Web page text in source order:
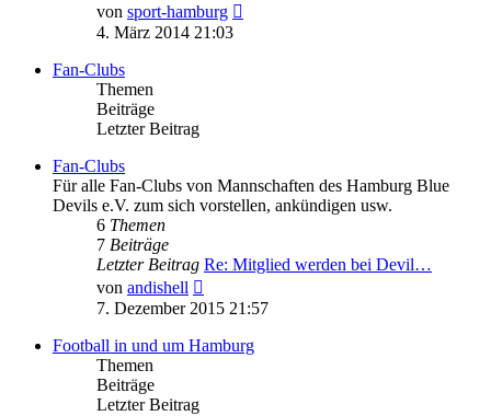
von sport-hamburg
4. März 2014 21:03
Fan-Clubs
Themen
Beiträge
Letzter Beitrag
Fan-Clubs
Für alle Fan-Clubs von Mannschaften des Hamburg Blue
Devils e.V. zum sich vorstellen, ankündigen usw.
6 Themen
7 Beiträge
Letzter Beitrag Re: Mitglied werden bei Devil…
von andishell
Beitrag
7. Dezember 2015 21:57
Football in und um Hamburg
Themen
Beiträge
Letzter Beitrag